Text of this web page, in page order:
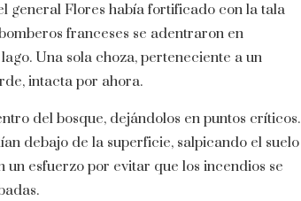
general Flores había fortificado con la tala
franceses se adentraron en
Una sola choza, perteneciente a un
intacta por ahora.
del bosque, dejándolos en puntos críticos.
debajo de la superficie, salpicando el suelo
esfuerzo por evitar que los incendios se